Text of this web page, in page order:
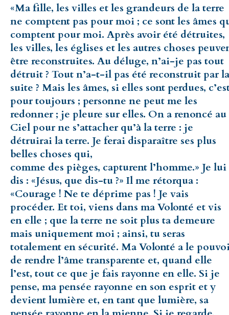
«Ma fille, les villes et les grandeurs de la terre
ne comptent pas pour moi ; ce sont les âmes
comptent pour moi. Après avoir été détruites,
les villes, les églises et les autres choses
être reconstruites. Au déluge, n’ai-je pas tout
détruit ? Tout n’a-t-il pas été reconstruit par la
suite ? Mais les âmes, si elles sont perdues,
pour toujours ; personne ne peut me les
redonner ; je pleure sur elles. On a renoncé au
Ciel pour ne s’attacher qu’à la terre : je
détruirai la terre. Je ferai disparaître ses plus
belles choses qui,
comme des pièges, capturent l’homme.» Je lui
dis : «Jésus, que dis-tu ?» Il me rétorqua :
«Courage ! Ne te déprime pas ! Je vais
procéder. Et toi, viens dans ma Volonté et vis
en elle ; que la terre ne soit plus ta demeure
mais uniquement moi ; ainsi, tu seras
totalement en sécurité. Ma Volonté a le
de rendre l’âme transparente et, quand elle
l’est, tout ce que je fais rayonne en elle. Si je
pense, ma pensée rayonne en son esprit et y
devient lumière et, en tant que lumière, sa